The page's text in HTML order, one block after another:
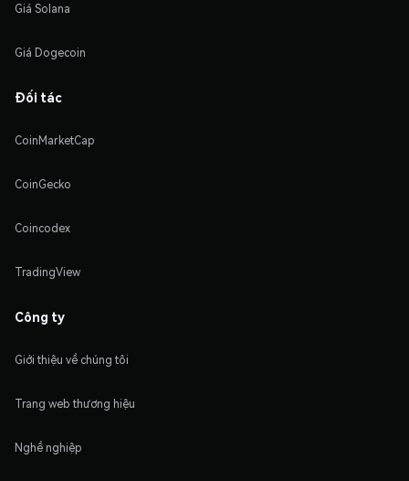
Giá Solana
Giá Dogecoin
Đối tác
CoinMarketCap
CoinGecko
Coincodex
TradingView
Công ty
Giới thiệu về chúng tôi
Trang web thương hiệu
Nghề nghiệp